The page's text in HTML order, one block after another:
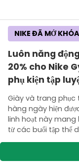
Luôn năng
20% cho Nike
phụ kiện tập
Giày và trang phục
hàng ngày hiện
linh hoạt này mang
từ các buổi tập thể
NIKE ĐÃ MỞ